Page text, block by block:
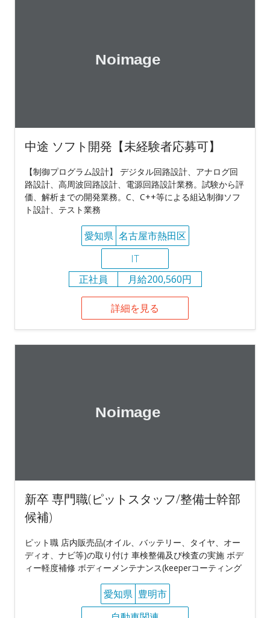
中途 ソフト開発【未経験者応募可】
【制御プログラム設計】 デジタル回路設計、アナログ回
路設計、高周波回路設計、電源回路設計業務。試験から評
価、解析までの開発業務。C、C++等による組込制御ソフ
ト設計、テスト業務
愛知県 名古屋市熱田区
IT
正社員
月給200,560円
詳細を見る
新卒 専門職(ピットスタッフ/整備士幹部
候補)
ピット職 店内販売品(オイル、バッテリー、タイヤ、オー
ディオ、ナビ等)の取り付け 車検整備及び検査の実施 ボデ
ィー軽度補修 ボディーメンテナンス(keeperコーティング
愛知県 豊明市